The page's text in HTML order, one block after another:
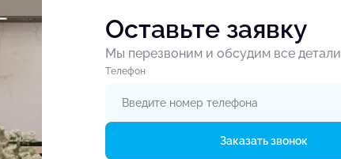
Оставьте заявку
Мы перезвоним и обсудим все детали
Tелефон
Заказать звонок